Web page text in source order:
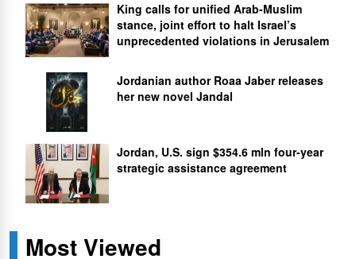
King calls for unified Arab-Muslim
stance, joint effort to halt Israel’s
unprecedented violations in Jerusalem
Jordanian author Roaa Jaber releases
her new novel Jandal
Jordan, U.S. sign $354.6 mln four-year
strategic assistance agreement
Most Viewed